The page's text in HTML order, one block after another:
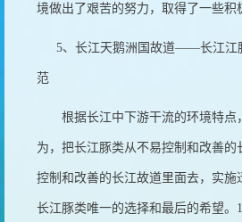
境做出了艰苦的努力，取得了一些积
5、长江天鹅洲国故道——长江江
范
根据长江中下游干流的环境特点
为，把长江豚类从不易控制和改善的
控制和改善的长江故道里面去，实施
长江豚类唯一的选择和最后的希望。